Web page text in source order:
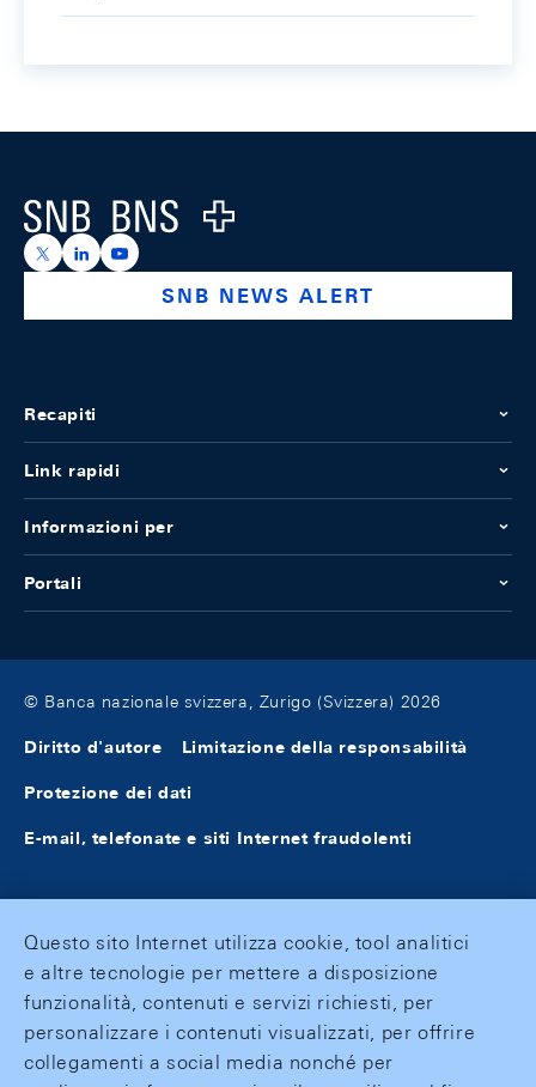
Logo
https://x.com/snb_bns
https://ch.linkedin.com/company/swiss-national-
https://www.youtube.com/@swissnationalbank
SNB NEWS ALERT
Recapiti
Link rapidi
Informazioni per
Portali
© Banca nazionale svizzera, Zurigo (Svizzera) 2026
Diritto d'autore Limitazione della responsabilità
Protezione dei dati
E-mail, telefonate e siti Internet fraudolenti
Questo sito Internet utilizza cookie, tool analitici
e altre tecnologie per mettere a disposizione
funzionalità, contenuti e servizi richiesti, per
personalizzare i contenuti visualizzati, per offrire
collegamenti a social media nonché per